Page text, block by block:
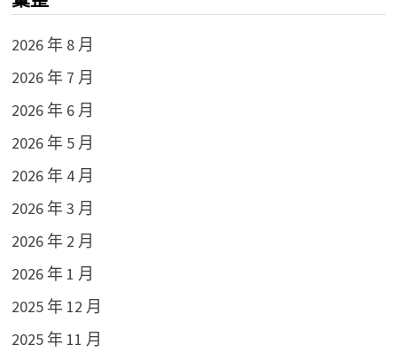
2026 年 8 月
2026 年 7 月
2026 年 6 月
2026 年 5 月
2026 年 4 月
2026 年 3 月
2026 年 2 月
2026 年 1 月
2025 年 12 月
2025 年 11 月